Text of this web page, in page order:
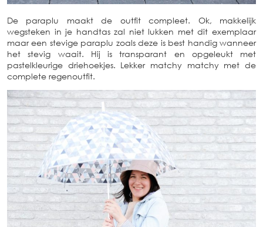
De paraplu maakt de outfit compleet. Ok, makkelijk
wegsteken in je handtas zal niet lukken met dit exemplaar
maar een stevige paraplu zoals deze is best handig wanneer
het stevig waait. Hij is transparant en opgeleukt met
pastelkleurige driehoekjes. Lekker matchy matchy met de
complete regenoutfit.